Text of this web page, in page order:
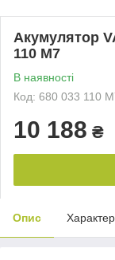
Акумулятор
110 M7
В наявності
Код: 680 033 110
10 188 ₴
Опис